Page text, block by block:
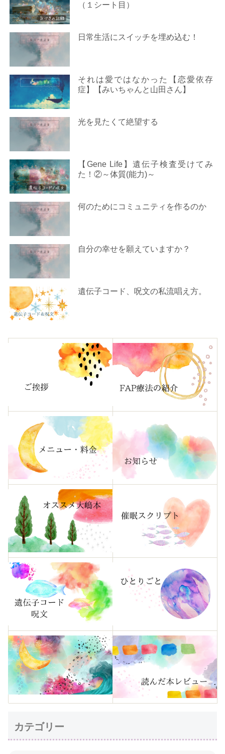
（１シート目）
日常生活にスイッチを埋め込む！
それは愛ではなかった【恋愛依存
症】【みいちゃんと山田さん】
光を見たくて絶望する
【Gene Life】遺伝子検査受けてみ
た！②～体質(能力)～
何のためにコミュニティを作るのか
自分の幸せを願えていますか？
遺伝子コード、呪文の私流唱え方。
カテゴリー